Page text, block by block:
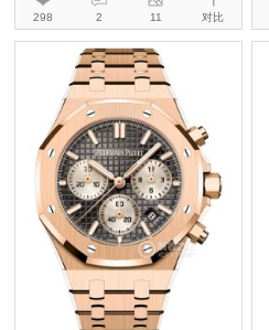
298 2 11 对比